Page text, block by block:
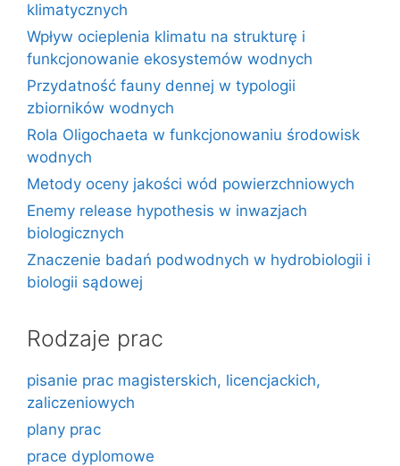
klimatycznych
Wpływ ocieplenia klimatu na strukturę i
funkcjonowanie ekosystemów wodnych
Przydatność fauny dennej w typologii
zbiorników wodnych
Rola Oligochaeta w funkcjonowaniu środowisk
wodnych
Metody oceny jakości wód powierzchniowych
Enemy release hypothesis w inwazjach
biologicznych
Znaczenie badań podwodnych w hydrobiologii i
biologii sądowej
Rodzaje prac
pisanie prac magisterskich, licencjackich,
zaliczeniowych
plany prac
prace dyplomowe